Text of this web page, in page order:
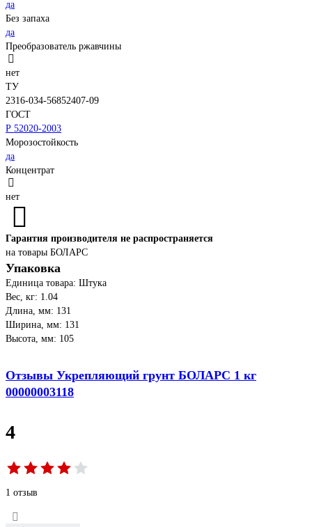
да
Без запаха
да
Преобразователь ржавчины
нет
ТУ
2316-034-56852407-09
ГОСТ
Р 52020-2003
Морозостойкость
да
Концентрат
нет
Гарантия производителя не распространяется
на товары БОЛАРС
Упаковка
Единица товара: Штука
Вес, кг: 1.04
Длина, мм: 131
Ширина, мм: 131
Высота, мм: 105
Отзывы Укрепляющий грунт БОЛАРС 1 кг
00000003118
4
1 отзыв